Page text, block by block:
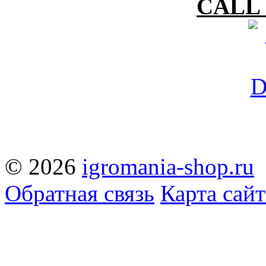
CALL
© 2026 igromania-shop.ru
Обратная связь Карта